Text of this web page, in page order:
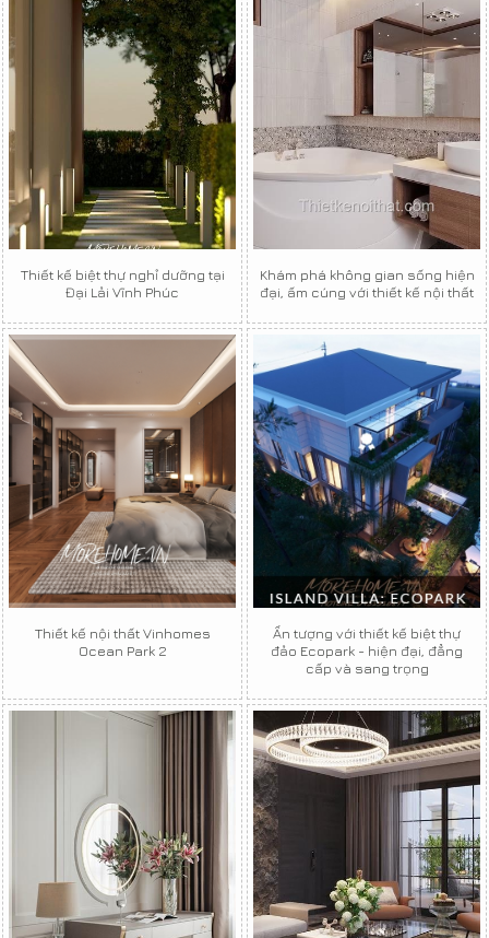
Thiết kế biệt thự nghỉ dưỡng tại
Đại Lải Vĩnh Phúc
Khám phá không gian sống hiện
đại, ấm cúng với thiết kế nội thất
Thiết kế nội thất Vinhomes
Ocean Park 2
Ấn tượng với thiết kế biệt thự
đảo Ecopark - hiện đại, đẳng
cấp và sang trọng